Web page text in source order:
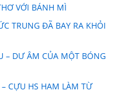
VỚI BÁNH MÌ
TRUNG ĐÃ BAY RA KHỎI
– DƯ ÂM CỦA MỘT BÓNG
CỰU HS HAM LÀM TỪ